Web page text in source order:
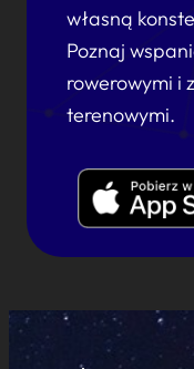
własną
Poznaj
rowerowymi i
terenowymi.